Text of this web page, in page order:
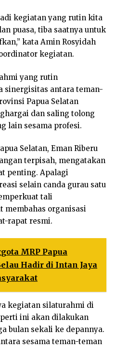
kegiatan yang rutin kita
puasa, tiba saatnya untuk
kata Amin Rosyidah
kegiatan.
yang rutin
sinergisitas antara teman-
Papua Selatan
dan saling tolong
lain sesama profesi.
Selatan, Eman Riberu
terpisah, mengatakan
penting. Apalagi
selain canda gurau satu
tali
membahas organisasi
rapat resmi.
MRP Papua
Hadir di Intan Jaya
kegiatan silaturahmi di
ini akan dilakukan
bulan sekali ke depannya.
sesama teman-teman